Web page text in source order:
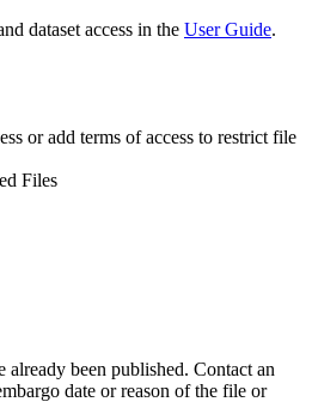
dataset access in the User Guide.
or add terms of access to restrict file
Files
already been published. Contact an
date or reason of the file or